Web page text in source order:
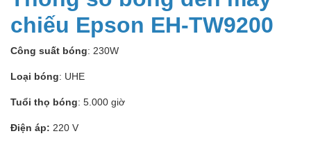
chiếu Epson EH-TW9200
Công suất bóng: 230W
Loại bóng: UHE
Tuổi thọ bóng: 5.000 giờ
Điện áp: 220 V